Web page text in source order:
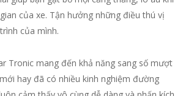
của xe. Tận hưởng những điều thú vị
của mình.
Tronic mang đến khả năng sang số mượt
hay đã có nhiều kinh nghiệm đường